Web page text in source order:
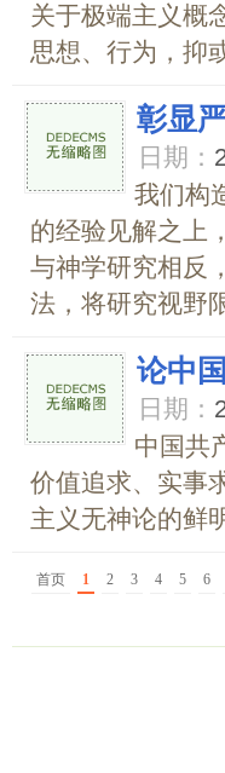
关于极端主义概
思想、行为，抑
彰显
日期：
我们构
的经验见解之上
与神学研究相反
法，将研究视野
论中
日期：
中国共
价值追求、实事
主义无神论的鲜
首页 1 2 3 4 5 6